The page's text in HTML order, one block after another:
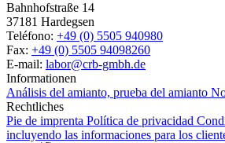
Bahnhofstraße 14
37181 Hardegsen
Teléfono: +49 (0) 5505 940980
Fax: +49 (0) 5505 94098260
E-mail: labor@crb-gmbh.de
Informationen
Análisis del amianto, prueba del amianto
Rechtliches
Pie de imprenta Política de privacidad
incluyendo las informaciones para los